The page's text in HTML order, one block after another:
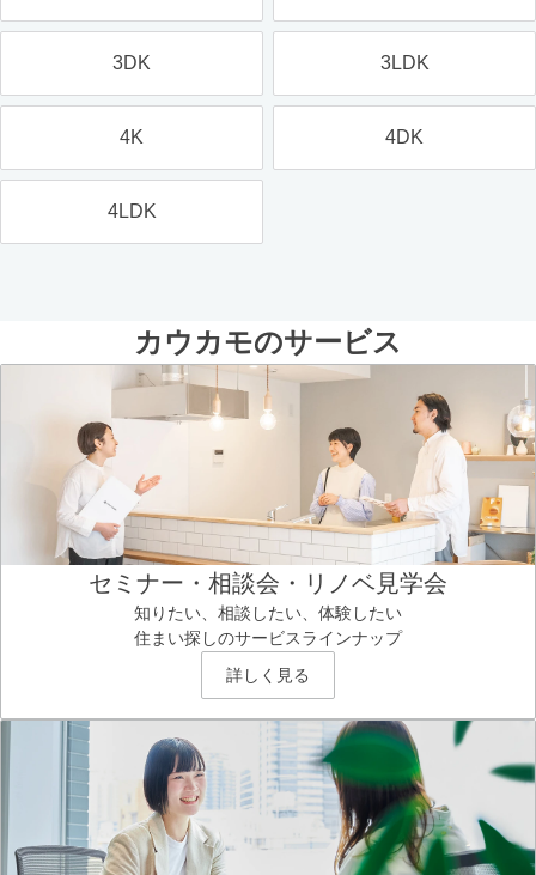
3DK 3LDK
4K 4DK
4LDK
カウカモのサービス
セミナー・相談会・リノベ見学会
知りたい、相談したい、体験したい
住まい探しのサービスラインナップ
詳しく見る